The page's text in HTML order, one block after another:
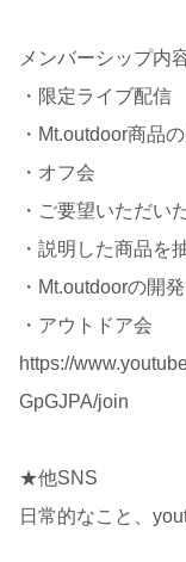
メンバーシップ内
・限定ライブ配信
・Mt.outdoor商品
・オフ会
・ご要望いただい
・説明した商品を
・Mt.outdoorの開
・アウトドア会
https://
GpGJPA/join
★他SNS
日常的なこと、